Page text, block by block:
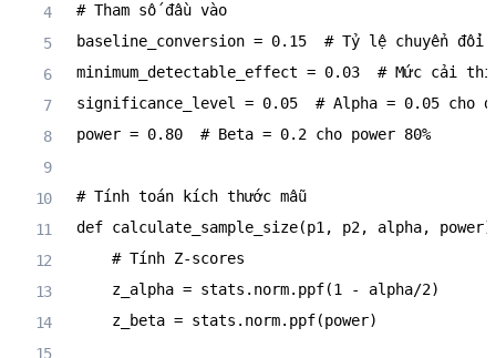
# Tham số đầu vào
baseline_conversion = 0.15
# Tỷ lệ chuyển đổi
minimum_detectable_effect = 0.03
# Mức cải
significance_level = 0.05
# Alpha = 0.05 cho
power = 0.80 # Beta = 0.2 cho power 80%
# Tính toán kích thước mẫu
def calculate_sample_size(p1 , p2, alpha, power)
# Tính Z-scores
    z_alpha
= stats . norm. ppf(1 - alpha/2)
    z_beta
= stats . norm. ppf(power)